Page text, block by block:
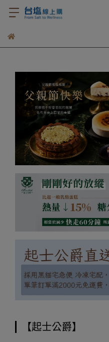
【起士公爵】